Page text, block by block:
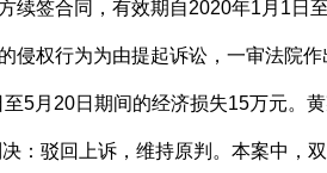
续签合同，有效期自2020年1月1日
侵权行为为由提起诉讼，一审法院
5月20日期间的经济损失15万元。
：驳回上诉，维持原判。本案中，